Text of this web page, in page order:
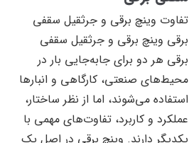
تفاوت وینچ برقی و جرثقیل سقفی
برقی وینچ برقی و جرثقیل سقفی
برقی هر دو برای جابه‌جایی بار در
محیط‌های صنعتی، کارگاهی و انبارها
استفاده می‌شوند، اما از نظر ساختار،
عملکرد و کاربرد، تفاوت‌های مهمی با
یکدیگر دارند. وینچ برقی در اصل یک